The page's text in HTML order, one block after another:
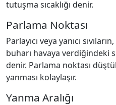
tutuşma sıcaklığı denir.
Parlama Noktası
Parlayıcı veya yanıcı
buharı havaya verdiğindeki
denir. Parlama noktası
yanması kolaylaşır.
Yanma Aralığı